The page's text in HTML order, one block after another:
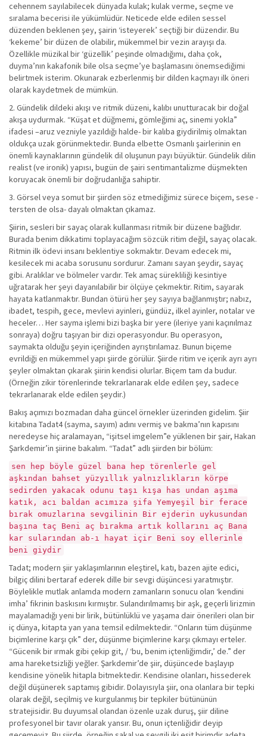
cehennem sayılabilecek dünyada kulak; kulak verme, seçme ve
sıralama becerisi ile yükümlüdür. Neticede elde edilen sessel
düzenden beklenen şey, şairin ‘isteyerek’ seçtiği bir düzendir. Bu
‘kekeme’ bir düzen de olabilir, mükemmel bir vezin arayışı da.
Özellikle müzikal bir ‘güzellik’ peşinde olmadığımı, daha çok,
duyma’nın kakafonik bile olsa seçme’ye başlamasını önemsediğimi
belirtmek isterim. Okunarak ezberlenmiş bir dilden kaçmayı ilk öneri
olarak kaydetmek de mümkün.
2. Gündelik dildeki akışı ve ritmik düzeni, kalıbı unutturacak bir doğal
akışa uydurmak. “Küşat et düğmemi, gömleğimi aç, sinemi yokla”
ifadesi –aruz vezniyle yazıldığı halde- bir kalıba giydirilmiş olmaktan
oldukça uzak görünmektedir. Bunda elbette Osmanlı şairlerinin en
önemli kaynaklarının gündelik dil oluşunun payı büyüktür. Gündelik dilin
realist (ve ironik) yapısı, bugün de şairi sentimantalizme düşmekten
koruyacak önemli bir doğrudanlığa sahiptir.
3. Görsel veya somut bir şiirden söz etmediğimiz sürece biçem, sese -
tersten de olsa- dayalı olmaktan çıkamaz.
Şiirin, sesleri bir sayaç olarak kullanması ritmik bir düzene bağlıdır.
Burada benim dikkatimi toplayacağım sözcük ritim değil, sayaç olacak.
Ritmin ilk ödevi insanı beklentiye sokmaktır. Devam edecek mi,
kesilecek mi acaba sorusunu sordurur. Zamanı sayan şeydir, sayaç
gibi. Aralıklar ve bölmeler vardır. Tek amaç sürekliliği kesintiye
uğratarak her şeyi dayanılabilir bir ölçüye çekmektir. Ritim, sayarak
hayata katlanmaktır. Bundan ötürü her şey sayıya bağlanmıştır; nabız,
ibadet, tespih, gece, mevlevi ayinleri, gündüz, ilkel ayinler, notalar ve
heceler… Her sayma işlemi bizi başka bir yere (ileriye yani kaçınılmaz
sonraya) doğru taşıyan bir dizi operasyondur. Bu operasyon,
saymakta olduğu şeyin içeriğinden ayrıştırılamaz. Bunun biçeme
evrildiği en mükemmel yapı şiirde görülür. Şiirde ritim ve içerik ayrı ayrı
şeyler olmaktan çıkarak şiirin kendisi olurlar. Biçem tam da budur.
(Örneğin zikir törenlerinde tekrarlanarak elde edilen şey, sadece
tekrarlanarak elde edilen şeydir.)
Bakış açımızı bozmadan daha güncel örnekler üzerinden gidelim. Şiir
kitabına Tadat4 (sayma, sayım) adını vermiş ve bakma’nın kapısını
neredeyse hiç aralamayan, “işitsel imgelem”e yüklenen bir şair, Hakan
Şarkdemir’in şiirine bakalım. “Tadat” adlı şiirden bir bölüm:
sen hep böyle güzel bana hep törenlerle gel
aşkından bahset yüzyıllık yalnızlıkların körpe
sedirden yakacak odunu taşı kışa has undan aşıma
katık, acı baldan acımıza şifa Yemyeşil bir ferace
bırak omuzlarına sevgilinin Bir ejderin uykusundan
başına taç Beni aç bırakma artık kollarını aç Bana
kar sularından ab-ı hayat içir Beni soy ellerinle
beni giydir
Tadat; modern şiir yaklaşımlarının eleştirel, katı, bazen ajite edici,
bilgiç dilini bertaraf ederek dille bir sevgi düşüncesi yaratmıştır.
Böylelikle mutlak anlamda modern zamanların sonucu olan ‘kendini
imha’ fikrinin baskısını kırmıştır. Sulandırılmamış bir aşk, geçerli lirizmin
mayalamadığı yeni bir lirik, bütünlüklü ve yaşama dair önerileri olan bir
iç dünya, kitapta yan yana temsil edilmektedir. “Onların tüm düşünme
biçimlerine karşı çık” der, düşünme biçimlerine karşı çıkmayı erteler.
“Gücenik bir ırmak gibi çekip git, / ‘bu, benim içtenliğimdir,’ de.” der
ama hareketsizliği yeğler. Şarkdemir’de şiir, düşüncede başlayıp
kendisine yönelik hitapla bitmektedir. Kendisine olanları, hissederek
değil düşünerek saptamış gibidir. Dolayısıyla şiir, ona olanlara bir tepki
olarak değil, seçilmiş ve kurgulanmış bir tepkiler bütününün
stratejisidir. Bu duyumsal olandan özenle uzak duruş, şiir diline
profesyonel bir tavır olarak yansır. Bu, onun içtenliğidir deyip